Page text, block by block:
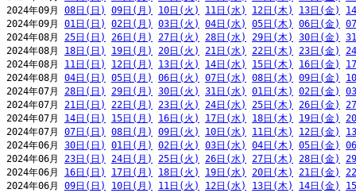
2024年09月 08日(日) 09日(月) 10日(火) 11日(水) 12日(木) 13日(金)
2024年09月 01日(日) 02日(月) 03日(火) 04日(水) 05日(木) 06日(金)
2024年08月 25日(日) 26日(月) 27日(火) 28日(水) 29日(木) 30日(金)
2024年08月 18日(日) 19日(月) 20日(火) 21日(水) 22日(木) 23日(金)
2024年08月 11日(日) 12日(月) 13日(火) 14日(水) 15日(木) 16日(金)
2024年08月 04日(日) 05日(月) 06日(火) 07日(水) 08日(木) 09日(金)
2024年07月 28日(日) 29日(月) 30日(火) 31日(水) 01日(木) 02日(金)
2024年07月 21日(日) 22日(月) 23日(火) 24日(水) 25日(木) 26日(金)
2024年07月 14日(日) 15日(月) 16日(火) 17日(水) 18日(木) 19日(金)
2024年07月 07日(日) 08日(月) 09日(火) 10日(水) 11日(木) 12日(金)
2024年06月 30日(日) 01日(月) 02日(火) 03日(水) 04日(木) 05日(金)
2024年06月 23日(日) 24日(月) 25日(火) 26日(水) 27日(木) 28日(金)
2024年06月 16日(日) 17日(月) 18日(火) 19日(水) 20日(木) 21日(金)
2024年06月 09日(日) 10日(月) 11日(火) 12日(水) 13日(木) 14日(金)